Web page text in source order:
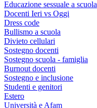
Educazione sessuale a scuola
Docenti Ieri vs Oggi
Dress code
Bullismo a scuola
Divieto cellulari
Sostegno docenti
Sostegno scuola - famiglia
Burnout docenti
Sostegno e inclusione
Studenti e genitori
Estero
Università e Afam